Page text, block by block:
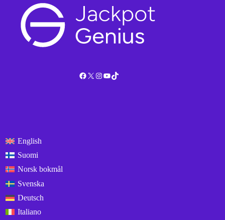
Facebook
X Instagram
YouTube
TikTok
English
Suomi
Norsk bokmål
Svenska
Deutsch
Italiano